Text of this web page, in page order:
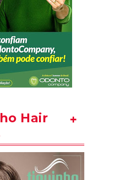
Hair